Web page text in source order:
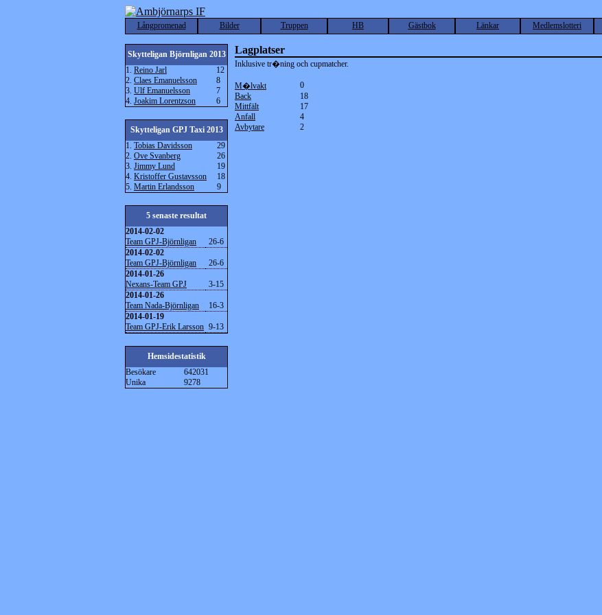
Långpromenad Bilder Truppen HB Gästbok Länkar Medlemslotteri
Skytteligan Björnligan 2013
1. Reino Jarl
12
2. Claes Emanuelsson
8
3. Ulf Emanuelsson
7
4. Joakim Lorentzson 6
Skytteligan GPJ Taxi 2013
1. Tobias Davidsson
29
2. Ove Svanberg
26
3. Jimmy Lund
19
4. Kristoffer Gustavsson
18
5. Martin Erlandsson 9
5 senaste resultat
2014-02-02
Team GPJ-Björnligan
26-6
2014-02-02
Team GPJ-Björnligan
26-6
2014-01-26
Nexans-Team GPJ
3-15
2014-01-26
Team Nada-Björnligan
16-3
2014-01-19
Team GPJ-Erik Larsson 9-13
Hemsidestatistik
Besökare
642031
Unika
9278
Lagplatser
Inklusive tr�ning och cupmatcher.
M�lvakt
0
Back
18
Mittfält
17
Anfall
4
Avbytare
2